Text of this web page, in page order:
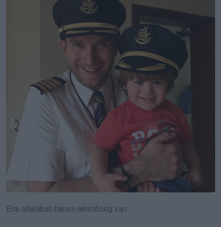
Erre általában három lehetőség van: